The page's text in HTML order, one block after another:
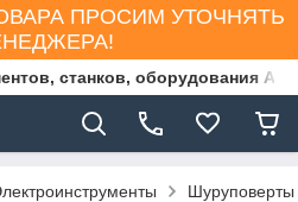
ПРОСИМ УТОЧНЯТЬ
станков, оборудования
Шуруповерты